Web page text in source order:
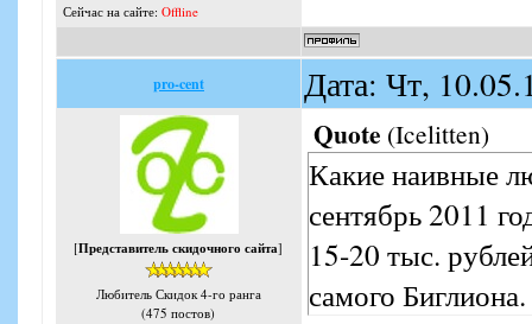
Сейчас на сайте: Offline
pro-cent Дата: Чт,
[Представитель скидочного сайта]
Любитель Скидок 4-го ранга
(475 постов)
Quote (Icelitten)
Какие наивные
сентябрь 2011
15-20 тыс.
самого Биглиона.